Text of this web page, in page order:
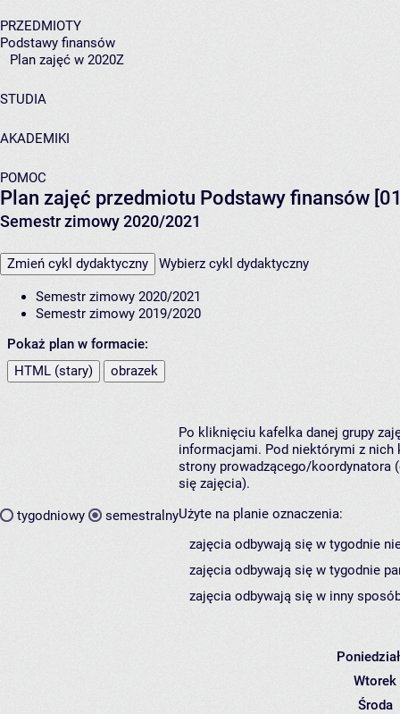
PRZEDMIOTY
Podstawy finansów
Plan zajęć w 2020Z
STUDIA
AKADEMIKI
POMOC
Plan zajęć przedmiotu Podstawy finansów
Semestr zimowy 2020/2021
Zmień cykl dydaktyczny Wybierz cykl dydaktyczny
Semestr zimowy 2020/2021
Semestr zimowy 2019/2020
Pokaż plan w formacie:
HTML (stary)
obrazek
tygodniowy semestralny
Po kliknięciu kafelka danej grupy
informacjami. Pod niektórymi z nich
strony prowadzącego/koordynatora
się zajęcia).
Użyte na planie oznaczenia:
zajęcia odbywają się w tygodnie
zajęcia odbywają się w tygodnie
zajęcia odbywają się w inny
Wtorek
Środa